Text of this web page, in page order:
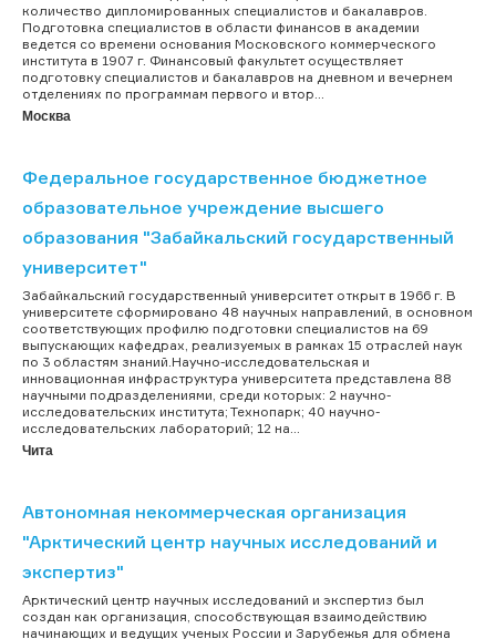
количество дипломированных специалистов и бакалавров.
Подготовка специалистов в области финансов в академии
ведется со времени основания Московского коммерческого
института в 1907 г. Финансовый факультет осуществляет
подготовку специалистов и бакалавров на дневном и вечернем
отделениях по программам первого и втор...
Москва
Федеральное государственное бюджетное
образовательное учреждение высшего
образования "Забайкальский государственный
университет"
Забайкальский государственный университет открыт в 1966 г. В
университете сформировано 48 научных направлений, в основном
соответствующих профилю подготовки специалистов на 69
выпускающих кафедрах, реализуемых в рамках 15 отраслей наук
по 3 областям знаний.Научно-исследовательская и
инновационная инфраструктура университета представлена 88
научными подразделениями, среди которых: 2 научно-
исследовательских института; Технопарк; 40 научно-
исследовательских лабораторий; 12 на...
Чита
Автономная некоммерческая организация
"Арктический центр научных исследований и
экспертиз"
Арктический центр научных исследований и экспертиз был
создан как организация, способствующая взаимодействию
начинающих и ведущих ученых России и Зарубежья для обмена